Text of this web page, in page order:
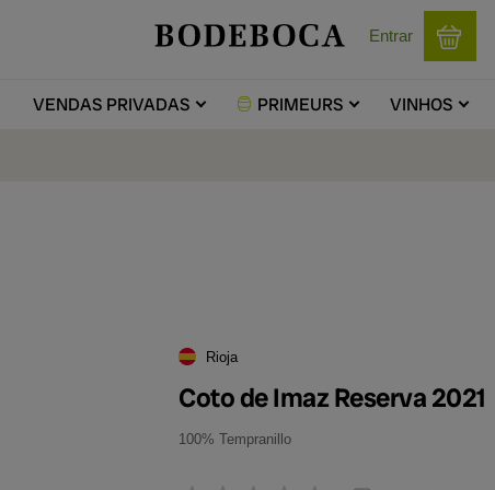
Entrar
VENDASPRIVADAS PRIMEURS VINHOS
Rioja
Coto de Imaz Reserva 2021
100% Tempranillo